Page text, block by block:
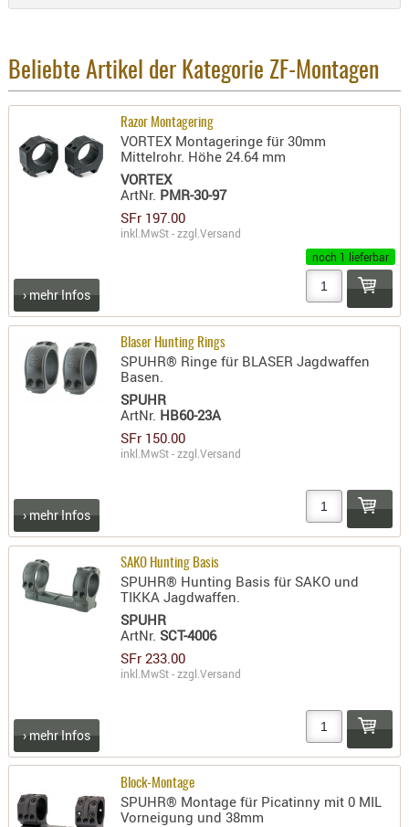
Beliebte Artikel der Kategorie ZF-Montagen
Razor Montagering
VORTEX Montageringe für 30mm
Mittelrohr. Höhe 24.64 mm
VORTEX
ArtNr. PMR-30-97
SFr 197.00
inkl.MwSt - zzgl.Versand
noch 1 lieferbar
› mehr Infos
Blaser Hunting Rings
SPUHR® Ringe für BLASER Jagdwaffen
Basen.
SPUHR
ArtNr. HB60-23A
SFr 150.00
inkl.MwSt - zzgl.Versand
› mehr Infos
SAKO Hunting Basis
SPUHR® Hunting Basis für SAKO und
TIKKA Jagdwaffen.
SPUHR
ArtNr.SCT-4006
SFr 233.00
inkl.MwSt - zzgl.Versand
› mehr Infos
Block-Montage
SPUHR® Montage für Picatinny mit 0 MIL
Vorneigung und 38mm